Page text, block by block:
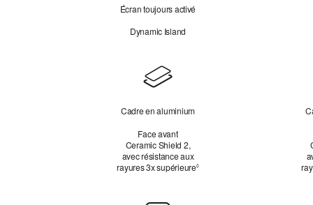
Écran toujours activé
Dynamic Island
Cadre en aluminium
Face avant
Ceramic Shield 2,
avec résistance aux
rayures 3x supérieure◊Renvoi aux mentions légales